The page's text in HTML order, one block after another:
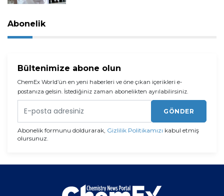
Abonelik
Bültenimize abone olun
ChemEx World’ün en yeni haberleri ve öne çıkan içerikleri e-
postanıza gelsin. İstediğiniz zaman abonelikten ayrılabilirsiniz.
GÖNDER
Abonelik formunu doldurarak, Gizlilik Politikamızı kabul etmiş
olursunuz.